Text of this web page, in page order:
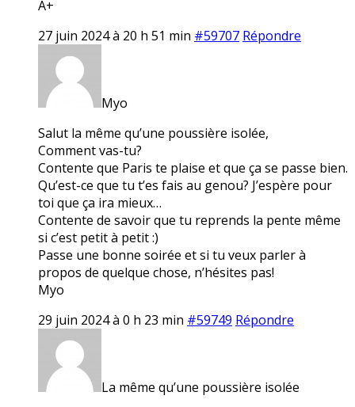
A+
27 juin 2024 à 20 h 51 min #59707 Répondre
Myo
Salut la même qu’une poussière isolée,
Comment vas-tu?
Contente que Paris te plaise et que ça se passe bien.
Qu’est-ce que tu t’es fais au genou? J’espère pour
toi que ça ira mieux…
Contente de savoir que tu reprends la pente même
si c’est petit à petit :)
Passe une bonne soirée et si tu veux parler à
propos de quelque chose, n’hésites pas!
Myo
29 juin 2024 à 0 h 23 min #59749 Répondre
La même qu’une poussière isolée